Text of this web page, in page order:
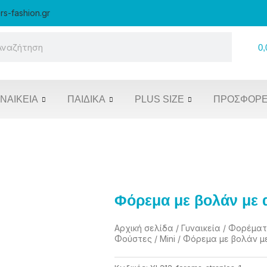
fashion.gr
ΠΑΙΔΙΚΆ PLUS SIZE
Φόρεμα με βολάν με
Αρχική σελίδα / Γυναικεία /
Φούστες / Mini / Φόρεμα με βολάν